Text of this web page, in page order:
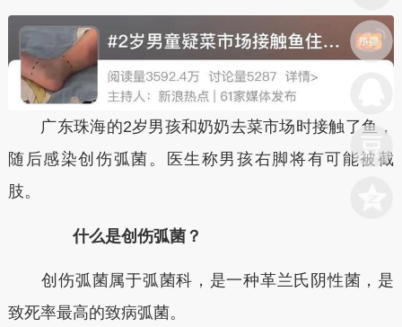
广东珠海的2岁男孩和奶奶去菜市场时接触了鱼，
随后感染创伤弧菌。医生称男孩右脚将有可能被截
肢。
什么是创伤弧菌？
创伤弧菌属于弧菌科，是一种革兰氏阴性菌，是
致死率最高的致病弧菌。